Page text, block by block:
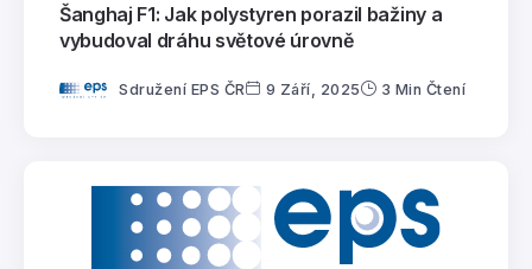
Šanghaj F1: Jak polystyren porazil bažiny a
vybudoval dráhu světové úrovně
Sdružení EPS ČR 9 Září, 2025 3 Min Čtení